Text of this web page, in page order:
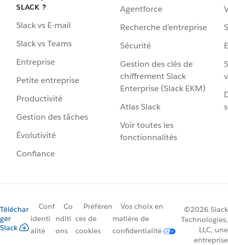
SLACK ?
Slack vs E-mail
Slack vs Teams
Entreprise
Petite entreprise
Productivité
Gestion des tâches
Évolutivité
Confiance
Agentforce
Recherche d’entreprise
Sécurité
Gestion des clés de
chiffrement Slack
Enterprise (Slack EKM)
Atlas Slack
Voir toutes les
fonctionnalités
Téléchar
ger
Slack
Conf
identi
alité
Co
nditi
ons
Préféren
ces de
cookies
Vos choix en
matière de
confidentialité
©2026 Slack
Technologies,
LLC, une
entreprise